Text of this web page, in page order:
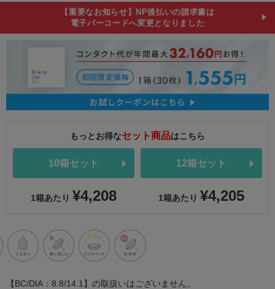
【重要なお知らせ】NP後払いの請求書は
電子バーコードへ変更となりました
もっとお得なセット商品はこちら
10箱セット
1箱あたり ¥4,208
12箱セット
1箱あたり ¥4,205
【BC/DIA：8.8/14.1】の取扱いはございません。